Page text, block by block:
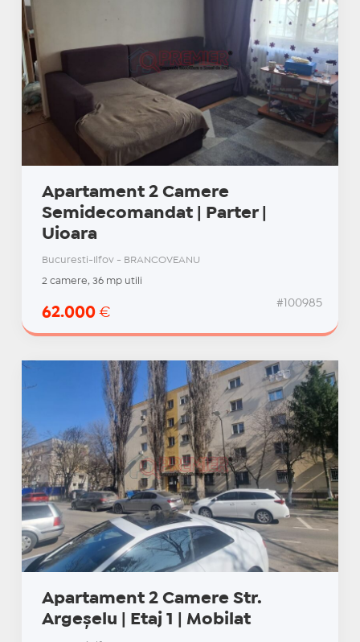
Apartament 2 Camere
Semidecomandat | Parter |
Uioara
Bucuresti-Ilfov - BRANCOVEANU
2 camere, 36 mp utili
62.000 €
#100985
Apartament 2 Camere Str.
Argeșelu | Etaj 1 | Mobilat